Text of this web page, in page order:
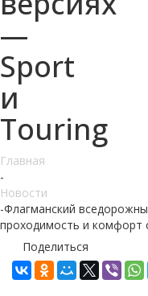
—
Sport
и
Touring
Главная
-
Новости
-Флагманский
проходимость и комфорт
Поделиться